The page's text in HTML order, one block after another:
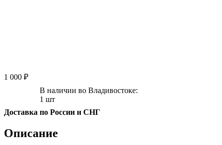
1 000 ₽
В наличии во Владивостоке:
1 шт
Доставка по России и СНГ
Описание